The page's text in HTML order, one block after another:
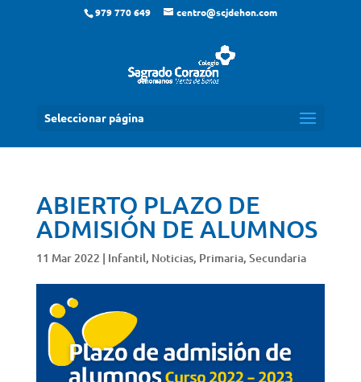
979 770 649 centro@scjdehon.com
Seleccionar página
ABIERTO PLAZO DE
ADMISIÓN DE ALUMNOS
11 Mar 2022 | Infantil, Noticias, Primaria, Secundaria